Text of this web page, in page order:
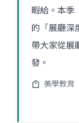
暇給。本季
的「展廳深
帶大家從展
發。
美學教育